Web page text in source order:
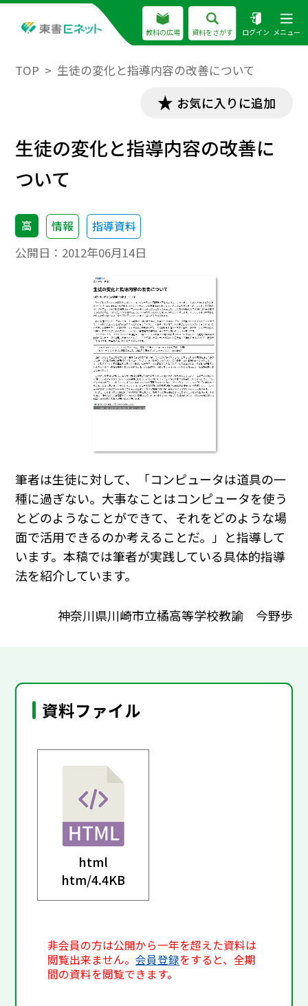
教科の広場 資料をさがす ログイン メニュー
TOP 生徒の変化と指導内容の改善について
お気に入りに追加
生徒の変化と指導内容の改善に
ついて
高 情報 指導資料
公開日： 2012年06月14日
筆者は生徒に対して、「コンピュータは道具の一
種に過ぎない。大事なことはコンピュータを使う
とどのようなことができて、それをどのような場
面で活用できるのか考えることだ。」と指導して
います。本稿では筆者が実践している具体的指導
法を紹介しています。
神奈川県川崎市立橘高等学校教諭 今野歩
資料ファイル
html
htm/4.4KB
非会員の方は公開から一年を超えた資料は
閲覧出来ません。会員登録をすると、全期
間の資料を閲覧できます。